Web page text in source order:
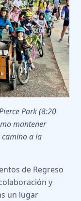
Park (8:20
mantener
camino a la
de Regreso
y
un lugar